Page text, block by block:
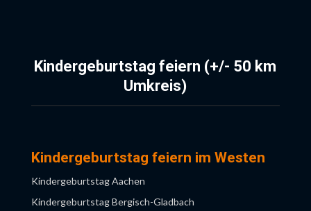
Kindergeburtstag feiern (+/- 50 km
Umkreis)
Kindergeburtstag feiern im Westen
Kindergeburtstag Aachen
Kindergeburtstag Bergisch-Gladbach